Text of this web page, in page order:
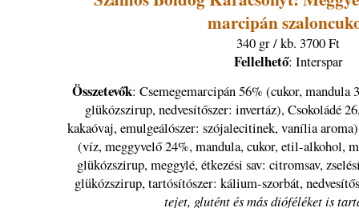
marcipán
340 gr / kb. 3700 Ft
Fellelhető: Interspar
Összetevők: Csemegemarcipán 56% (cukor,
glükózszirup, nedvesítőszer: invertáz), Csokoládé
kakaóvaj, emulgeálószer: szójalecitinek, vanília
(víz, meggyvelő 24%, mandula, cukor, etil-alkohol,
glükózszirup, meggylé, étkezési sav: citromsav,
glükózszirup, tartósítószer: kálium-szorbát,
tejet, glutént és más dióféléket is